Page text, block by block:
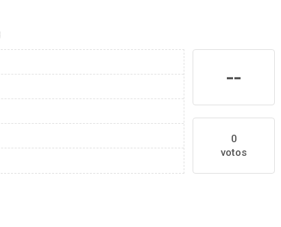
--
0
votos